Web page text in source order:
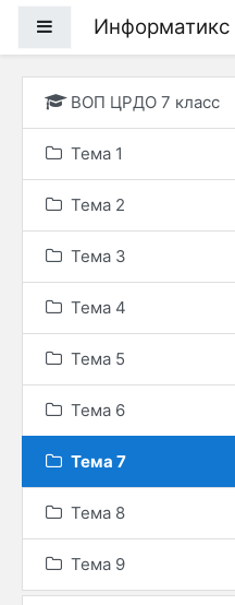
Боковая панель
Информатикс
ВОП ЦРДО 7 класс
Тема 1
Тема 2
Тема 3
Тема 4
Тема 5
Тема 6
Тема 7
Тема 8
Тема 9